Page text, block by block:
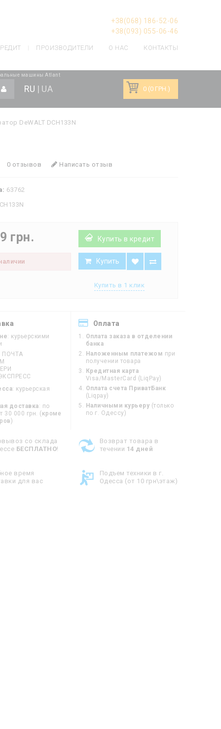
+38(068) 186-52-06
+38(093) 055-06-46
ПРОИЗВОДИТЕЛИ О НАС КОНТАКТЫ
машины Atlant
RU | UA 0 (0 ГРН.)
DeWALT DCH133N
0 отзывов Написать отзыв
63762
грн. Купить в кредит
Купить
Купить в 1 клик
: курьерскими
ПОЧТА
: курьерская
доставка: по
30 000 грн. ( кроме
)
Оплата
Оплата заказа в отделении
банка
Наложенным платежом при
получении товара
Кредитная карта
Visa/MasterCard (LiqPay)
Оплата счета ПриватБанк
(Liqpay)
Наличными курьеру (только
по г. Одессу)
со склада
БЕСПЛАТНО!
Возврат товара в
течении 14 дней
время
для вас
Подъем техники в г.
Одесса (от 10 грн\этаж)